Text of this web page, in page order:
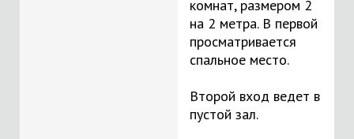
комнат, размером 2
на 2 метра. В первой
просматривается
спальное место.
Второй вход ведет в
пустой зал.